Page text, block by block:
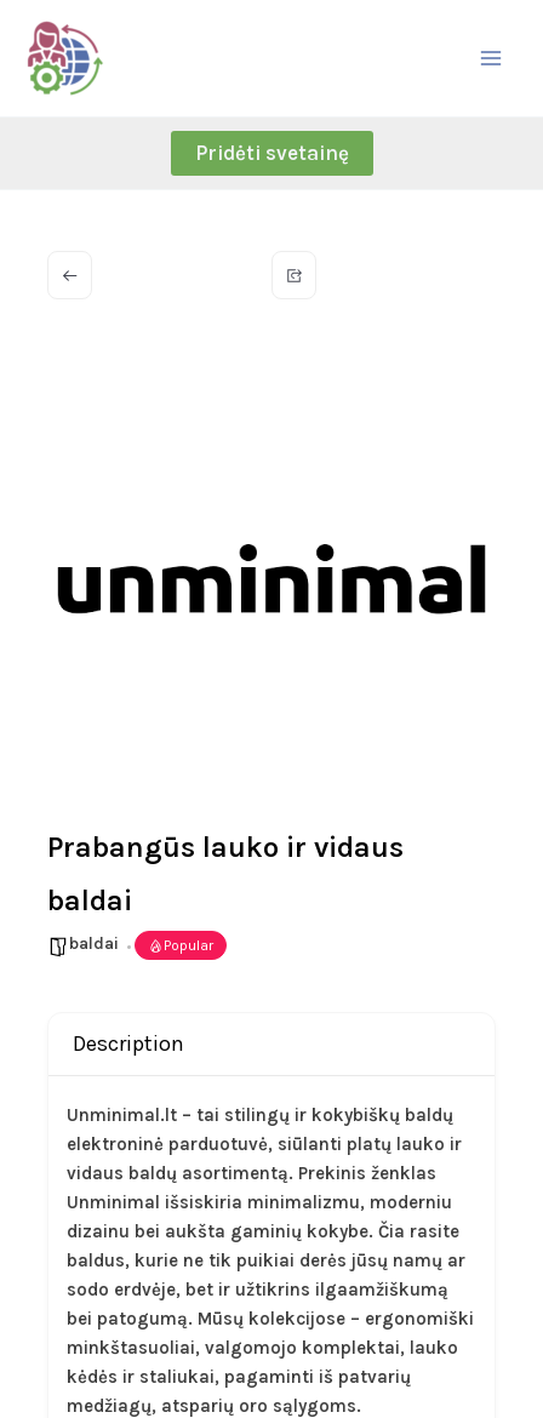
Skip
content
Pridėti svetainę
Prabangūs lauko ir vidaus
baldai
baldai Popular
Description
Unminimal.lt – tai stilingų ir kokybiškų baldų
elektroninė parduotuvė, siūlanti platų lauko ir
vidaus baldų asortimentą. Prekinis ženklas
Unminimal išsiskiria minimalizmu, moderniu
dizainu bei aukšta gaminių kokybe. Čia rasite
baldus, kurie ne tik puikiai derės jūsų namų ar
sodo erdvėje, bet ir užtikrins ilgaamžiškumą
bei patogumą. Mūsų kolekcijose – ergonomiški
minkštasuoliai, valgomojo komplektai, lauko
kėdės ir staliukai, pagaminti iš patvarių
medžiagų, atsparių oro sąlygoms.